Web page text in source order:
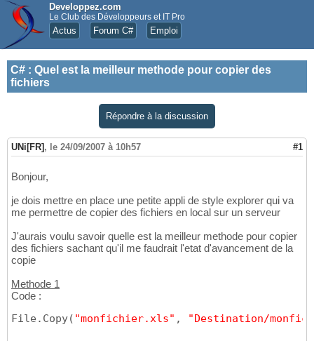
Developpez.com
Le Club des Développeurs et IT Pro
Actus Forum C# Emploi
C# : Quel est la meilleur methode pour copier des
fichiers
Répondre à la discussion
UNi[FR] , le 24/09/2007 à 10h57 #1
Bonjour,
je dois mettre en place une petite appli de style explorer qui va
me permettre de copier des fichiers en local sur un serveur
J'aurais voulu savoir quelle est la meilleur methode pour copier
des fichiers sachant qu'il me faudrait l'etat d'avancement de la
copie
Methode 1
Code :
File.Copy( "monfichier.xls" , "Destination/